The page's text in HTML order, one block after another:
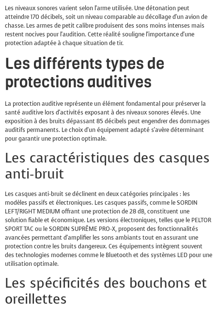
Les niveaux sonores varient selon l'arme utilisée. Une détonation peut
atteindre 170 décibels, soit un niveau comparable au décollage d'un avion de
chasse. Les armes de petit calibre produisent des sons moins intenses mais
restent nocives pour l'audition. Cette réalité souligne l'importance d'une
protection adaptée à chaque situation de tir.
Les différents types de
protections auditives
La protection auditive représente un élément fondamental pour préserver la
santé auditive lors d'activités exposant à des niveaux sonores élevés. Une
exposition à des bruits dépassant 85 décibels peut engendrer des dommages
auditifs permanents. Le choix d'un équipement adapté s'avère déterminant
pour garantir une protection optimale.
Les caractéristiques des casques
anti-bruit
Les casques anti-bruit se déclinent en deux catégories principales : les
modèles passifs et électroniques. Les casques passifs, comme le SORDIN
LEFT/RIGHT MEDIUM offrant une protection de 28 dB, constituent une
solution fiable et économique. Les versions électroniques, telles que le PELTOR
SPORT TAC ou le SORDIN SUPRÊME PRO-X, proposent des fonctionnalités
avancées permettant d'amplifier les sons ambiants tout en assurant une
protection contre les bruits dangereux. Ces équipements intègrent souvent
des technologies modernes comme le Bluetooth et des systèmes LED pour une
utilisation optimale.
Les spécificités des bouchons et
oreillettes